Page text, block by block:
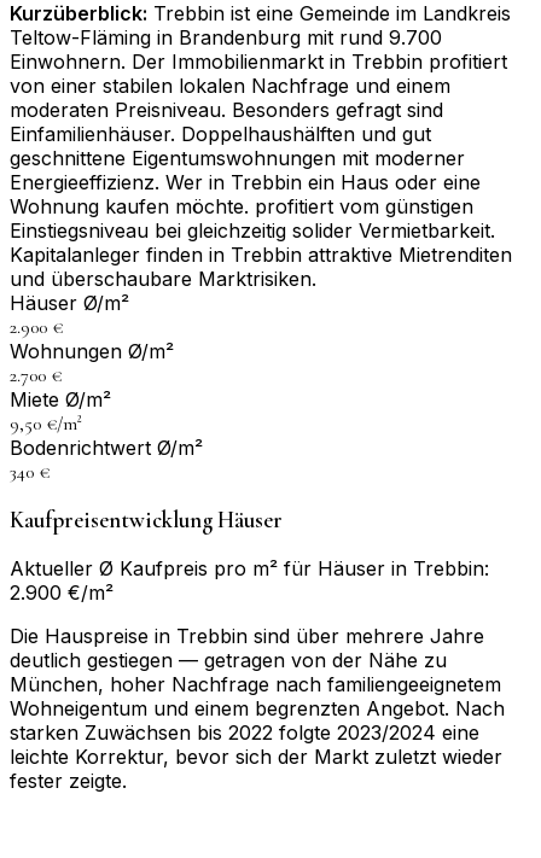
Kurzüberblick: Trebbin ist eine Gemeinde im Landkreis
Teltow-Fläming in Brandenburg mit rund 9.700
Einwohnern. Der Immobilienmarkt in Trebbin profitiert
von einer stabilen lokalen Nachfrage und einem
moderaten Preisniveau. Besonders gefragt sind
Einfamilienhäuser. Doppelhaushälften und gut
geschnittene Eigentumswohnungen mit moderner
Energieeffizienz. Wer in Trebbin ein Haus oder eine
Wohnung kaufen möchte. profitiert vom günstigen
Einstiegsniveau bei gleichzeitig solider Vermietbarkeit.
Kapitalanleger finden in Trebbin attraktive Mietrenditen
und überschaubare Marktrisiken.
Häuser Ø/m²
2.900 €
Wohnungen Ø/m²
2.700 €
Miete Ø/m²
9,50 €/m²
Bodenrichtwert Ø/m²
340 €
Kaufpreisentwicklung Häuser
Aktueller Ø Kaufpreis pro m² für Häuser in Trebbin:
2.900 €/m²
Die Hauspreise in Trebbin sind über mehrere Jahre
deutlich gestiegen — getragen von der Nähe zu
München, hoher Nachfrage nach familiengeeignetem
Wohneigentum und einem begrenzten Angebot. Nach
starken Zuwächsen bis 2022 folgte 2023/2024 eine
leichte Korrektur, bevor sich der Markt zuletzt wieder
fester zeigte.